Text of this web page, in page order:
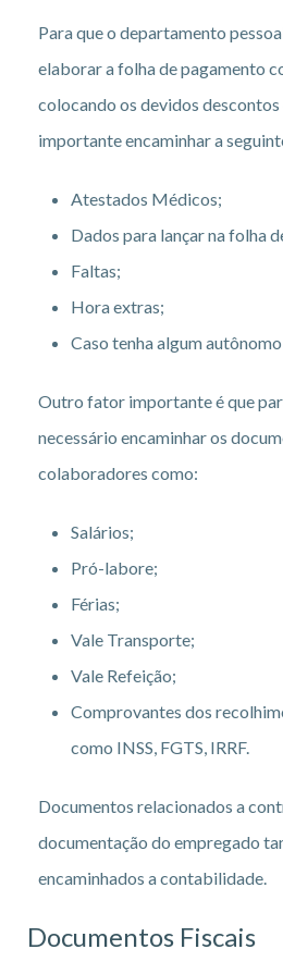
Para que o departamento
elaborar a folha de pagamento
colocando os devidos descontos
importante encaminhar a
Atestados Médicos;
Dados para lançar na folha
Faltas;
Hora extras;
Caso tenha algum
Outro fator importante é que
necessário encaminhar os
colaboradores como:
Salários;
Pró-labore;
Férias;
Vale Transporte;
Vale Refeição;
Comprovantes dos
como INSS, FGTS, IRRF.
Documentos relacionados a
documentação do empregado
encaminhados a contabilidade.
Documentos Fiscais